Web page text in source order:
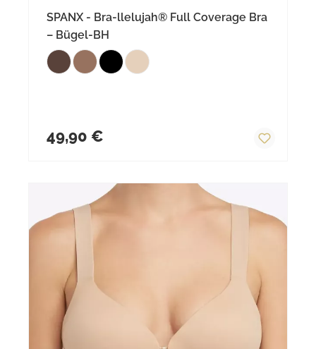
SPANX - Bra-llelujah® Full Coverage Bra
– Bügel-BH
49,90 €